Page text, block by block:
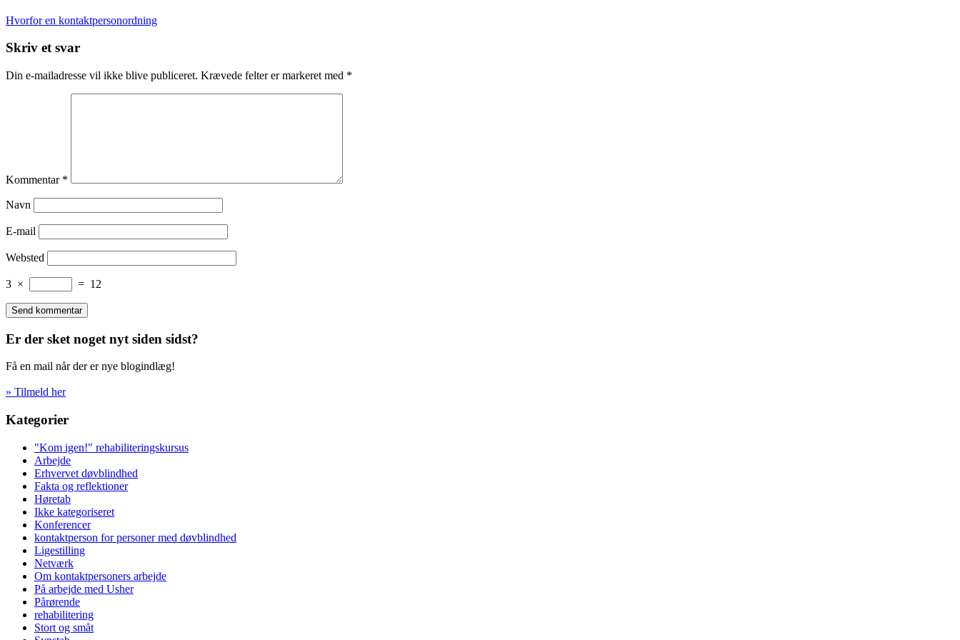
Hvorfor en kontaktpersonordning
Skriv et svar
Din e-mailadresse vil ikke blive publiceret. Krævede felter er markeret med *
Kommentar *
Navn
E-mail
Websted
3 × = 12
Er der sket noget nyt siden sidst?
Få en mail når der er nye blogindlæg!
» Tilmeld her
Kategorier
"Kom igen!" rehabiliteringskursus
Arbejde
Erhvervet døvblindhed
Fakta og reflektioner
Høretab
Ikke kategoriseret
Konferencer
kontaktperson for personer med døvblindhed
Ligestilling
Netværk
Om kontaktpersoners arbejde
På arbejde med Usher
Pårørende
rehabilitering
Stort og småt